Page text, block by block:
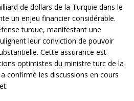
de dollars de la Turquie dans le
un enjeu financier considérable.
turque, manifestant une
leur conviction de pouvoir
Cette assurance est
optimistes du ministre turc de la
confirmé les discussions en cours